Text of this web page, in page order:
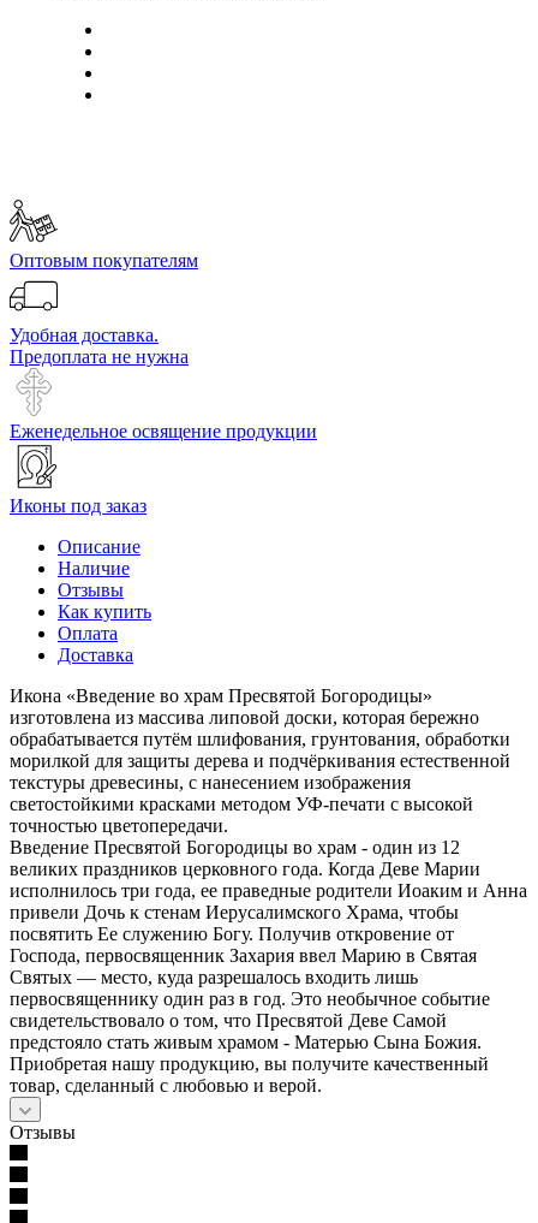
Оптовым покупателям
Удобная доставка.
Предоплата не нужна
Еженедельное освящение продукции
Иконы под заказ
Описание
Наличие
Отзывы
Как купить
Оплата
Доставка
Икона «Введение во храм Пресвятой Богородицы»
изготовлена из массива липовой доски, которая бережно
обрабатывается путём шлифования, грунтования, обработки
морилкой для защиты дерева и подчёркивания естественной
текстуры древесины, с нанесением изображения
светостойкими красками методом УФ-печати с высокой
точностью цветопередачи.
Введение Пресвятой Богородицы во храм - один из 12
великих праздников церковного года. Когда Деве Марии
исполнилось три года, ее праведные родители Иоаким и Анна
привели Дочь к стенам Иерусалимского Храма, чтобы
посвятить Ее служению Богу. Получив откровение от
Господа, первосвященник Захария ввел Марию в Святая
Святых — место, куда разрешалось входить лишь
первосвященнику один раз в год. Это необычное событие
свидетельствовало о том, что Пресвятой Деве Самой
предстояло стать живым храмом - Матерью Сына Божия.
Приобретая нашу продукцию, вы получите качественный
товар, сделанный с любовью и верой.
Отзывы